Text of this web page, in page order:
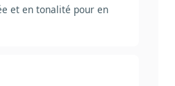
et en tonalité pour en